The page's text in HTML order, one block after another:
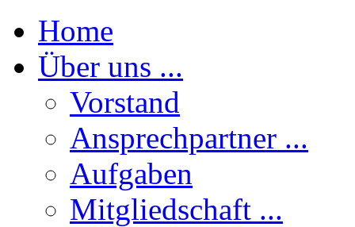
Home
Über uns ...
Vorstand
Ansprechpartner ...
Aufgaben
Mitgliedschaft ...